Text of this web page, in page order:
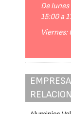
De
15:00 a
Viernes: